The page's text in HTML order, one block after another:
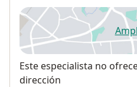
Disponibilidad
Este especialista no
dirección